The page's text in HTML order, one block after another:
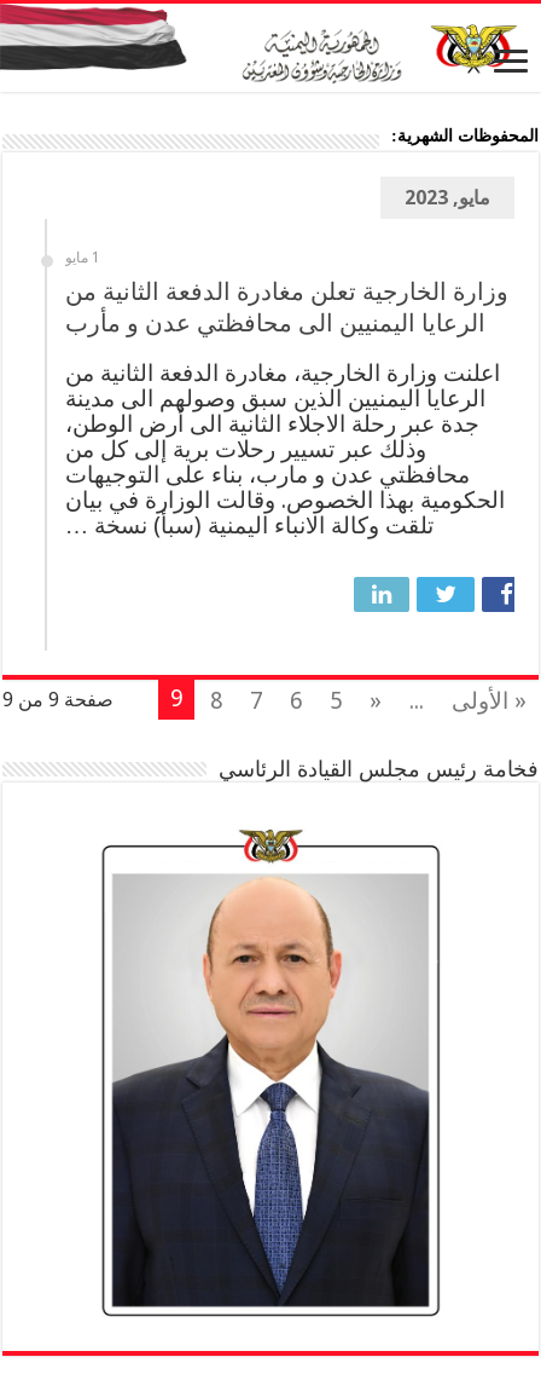
المحفوظات الشهرية:
مايو, 2023
1 مايو
وزارة الخارجية تعلن مغادرة الدفعة الثانية من
الرعايا اليمنيين الى محافظتي عدن و مأرب
اعلنت وزارة الخارجية، مغادرة الدفعة الثانية من
الرعايا اليمنيين الذين سبق وصولهم الى مدينة
جدة عبر رحلة الاجلاء الثانية الى أرض الوطن،
وذلك عبر تسيير رحلات برية إلى كل من
محافظتي عدن و مارب، بناء على التوجيهات
الحكومية بهذا الخصوص. وقالت الوزارة في بيان
تلقت وكالة الانباء اليمنية (سبأ) نسخة …
صفحة 9 من 9 « الأولى ...
«
5
6
7
8
9
فخامة رئيس مجلس القيادة الرئاسي